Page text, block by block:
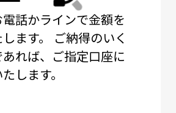
話かラインで金額を
ます。
ご納得のいく
れば、ご指定口座に
します。